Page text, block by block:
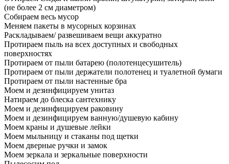
(не более 2 см диаметром)
Собираем весь мусор
Меняем пакеты в мусорных корзинах
Раскладываем/ развешиваем вещи аккуратно
Протираем пыль на всех доступных и свободных
поверхностях
Протираем от пыли батарею (полотенцесушитель)
Протираем от пыли держатели полотенец и туалетной бумаги
Протираем от пыли настенные бра
Моем и дезинфицируем унитаз
Натираем до блеска сантехнику
Моем и дезинфицируем раковину
Моем и дезинфицируем ванную/душевую кабину
Моем краны и душевые лейки
Моем мыльницу и стаканы под щетки
Моем дверные ручки и замок
Моем зеркала и зеркальные поверхности